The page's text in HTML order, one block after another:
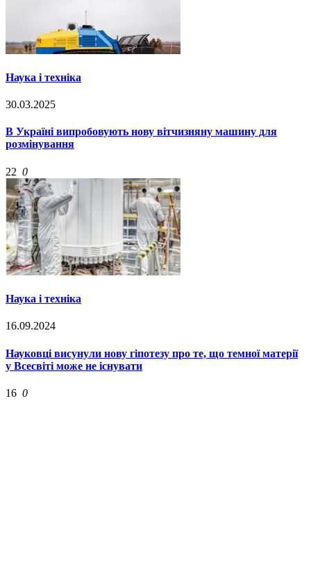
Наука і техніка
30.03.2025
В Україні випробовують нову вітчизняну машину для
розмінування
22 0
Наука і техніка
16.09.2024
Науковці висунули нову гіпотезу про те, що темної матерії
у Всесвіті може не існувати
16 0